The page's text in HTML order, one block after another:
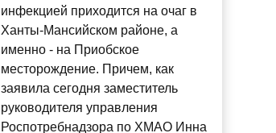
инфекцией приходится на очаг в
Ханты-Мансийском районе, а
именно - на Приобское
месторождение. Причем, как
заявила сегодня заместитель
руководителя управления
Роспотребнадзора по ХМАО Инна